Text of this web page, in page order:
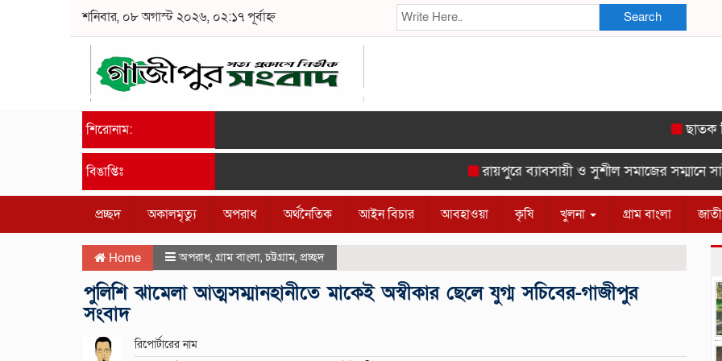
শনিবার, ০৮ অগাস্ট ২০২৬, ০২:১৭ পূর্বাহ্ন Search
শিরোনাম: ছাতক
বিঙাপ্তিঃ রায়পুরে ব্যাবসায়ী ও সুশীল সমাজের সম্মানে
প্রচ্ছদ অকালমৃত্যু অপরাধ অর্থনৈতিক আইন বিচার আবহাওয়া কৃষি খুলনা গ্রাম বাংলা
Home অপরাধ, গ্রাম বাংলা,চট্টগ্রাম, প্রচ্ছদ
পুলিশি ঝামেলা আত্মসম্মানহানীতে মাকেই অস্বীকার ছেলে যুগ্ম সচিবের-গাজীপুর
সংবাদ
রিপোর্টারের নাম